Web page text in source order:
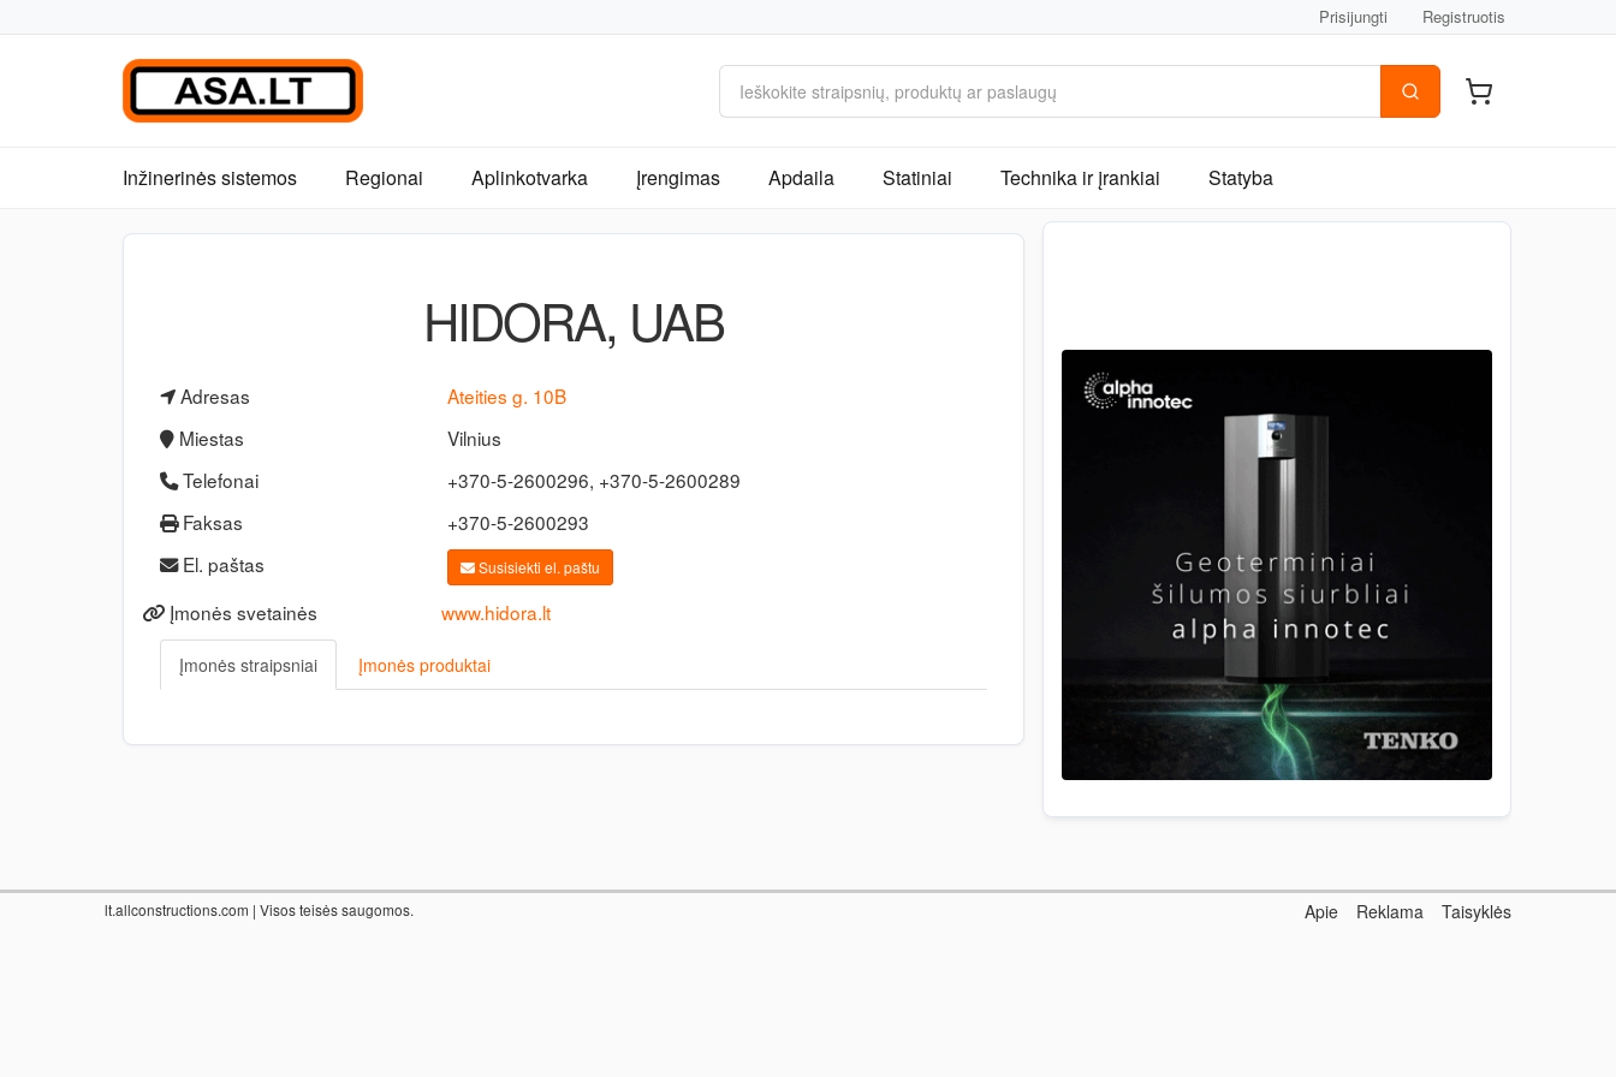
Prisijungti Registruotis
Inžinerinės sistemos Regionai Aplinkotvarka Įrengimas Apdaila Statiniai Technika ir įrankiai Statyba
HIDORA, UAB
Adresas
Ateities g. 10B
Miestas
Vilnius
Telefonai
+370-5-2600296, +370-5-2600289
Faksas
+370-5-2600293
El. paštas
Susisiekti el. paštu
Įmonės svetainės www.hidora.lt
Įmonės straipsniai Įmonės produktai
lt.allconstructions.com | Visos teisės saugomos. Apie Reklama Taisyklės